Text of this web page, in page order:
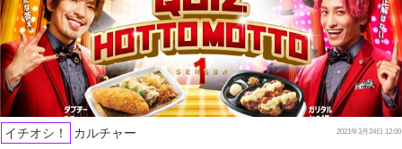
イチオシ！ カルチャー 2021年3月24日 12:00